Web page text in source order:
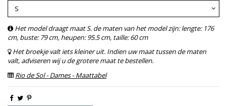
Het model draagt maat S. de maten van het model zijn: lengte: 176
cm, buste: 79 cm, heupen: 95.5 cm, taille: 60 cm
Het broekje valt iets kleiner uit. Indien uw maat tussen de maten
valt, adviseren wij u de grotere maat te bestellen.
Rio de Sol - Dames - Maattabel